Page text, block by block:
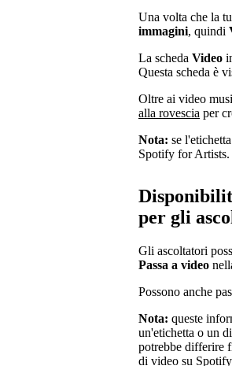
Una volta che la
immagini, quindi
La scheda Video
Questa scheda è
Oltre ai video
alla rovescia per
Nota: se
Spotify for Artists.
per gli
Gli ascoltatori
Passa a video
Possono anche
Nota: queste
un'etichetta o un
potrebbe differire
di video su